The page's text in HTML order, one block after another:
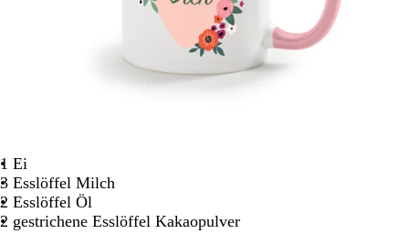
1 Ei
3 Esslöffel Milch
2 Esslöffel Öl
2 gestrichene Esslöffel Kakaopulver